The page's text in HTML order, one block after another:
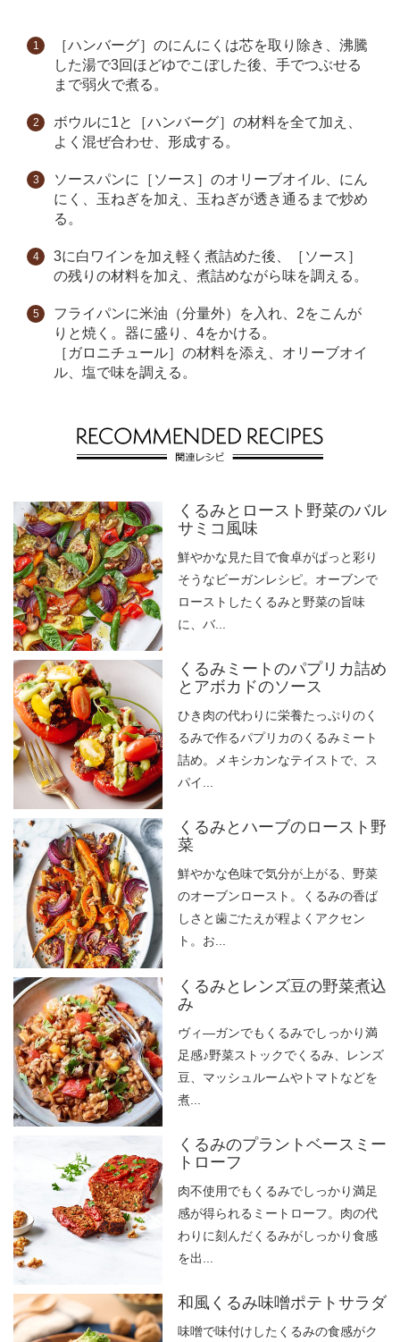
［ハンバーグ］のにんにくは芯を取り除き、沸騰
した湯で3回ほどゆでこぼした後、手でつぶせる
まで弱火で煮る。
ボウルに1と［ハンバーグ］の材料を全て加え、
よく混ぜ合わせ、形成する。
ソースパンに［ソース］のオリーブオイル、にん
にく、玉ねぎを加え、玉ねぎが透き通るまで炒め
る。
3に白ワインを加え軽く煮詰めた後、［ソース］
の残りの材料を加え、煮詰めながら味を調える。
フライパンに米油（分量外）を入れ、2をこんが
りと焼く。器に盛り、4をかける。
［ガロニチュール］の材料を添え、オリーブオイ
ル、塩で味を調える。
くるみとロースト野菜のバル
サミコ風味
鮮やかな見た目で食卓がぱっと彩り
そうなビーガンレシピ。オーブンで
ローストしたくるみと野菜の旨味
に、バ...
くるみミートのパプリカ詰め
とアボカドのソース
ひき肉の代わりに栄養たっぷりのく
るみで作るパプリカのくるみミート
詰め。メキシカンなテイストで、ス
パイ...
くるみとハーブのロースト野
菜
鮮やかな色味で気分が上がる、野菜
のオーブンロースト。くるみの香ば
しさと歯ごたえが程よくアクセン
ト。お...
くるみとレンズ豆の野菜煮込
み
ヴィ―ガンでもくるみでしっかり満
足感♪野菜ストックでくるみ、レンズ
豆、マッシュルームやトマトなどを
煮...
くるみのプラントベースミー
トローフ
肉不使用でもくるみでしっかり満足
感が得られるミートローフ。肉の代
わりに刻んだくるみがしっかり食感
を出...
和風くるみ味噌ポテトサラダ
味噌で味付けしたくるみの食感がク